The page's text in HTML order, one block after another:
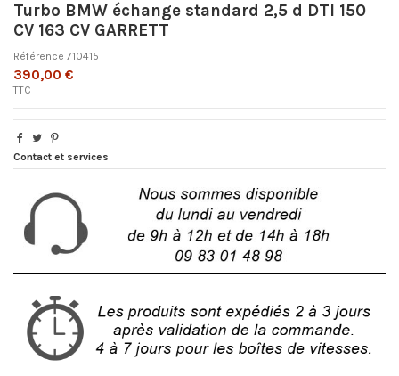
Turbo BMW échange standard 2,5 d DTI 150
CV 163 CV GARRETT
Référence 710415
390,00 €
TTC
Contact et services